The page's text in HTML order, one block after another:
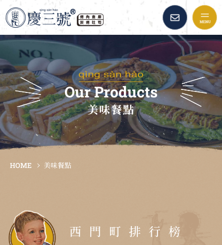
慶三號倉庫烤肉早午餐::
品牌故事
最新消息
美味餐點
Our Products
美味餐點
HOME 美味餐點
西門町排行榜